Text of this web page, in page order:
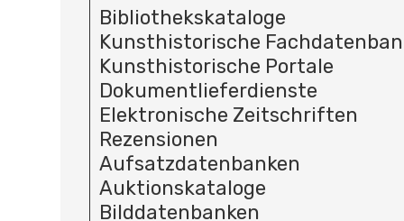
Bibliothekskataloge
Kunsthistorische
Kunsthistorische Portale
Dokumentlieferdienste
Elektronische Zeitschriften
Rezensionen
Aufsatzdatenbanken
Auktionskataloge
Bilddatenbanken